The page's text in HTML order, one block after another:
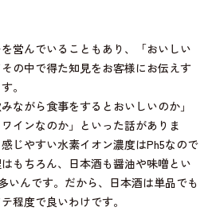
営んでいることもあり、「おいしい
の中で得た知見をお客様にお伝えす
。
ながら食事をするとおいしいのか」
インなのか」といった話がありま
じやすい水素イオン濃度はPh5なので
もちろん、日本酒も醤油や味噌とい
いんです。だから、日本酒は単品でも
程度で良いわけです。